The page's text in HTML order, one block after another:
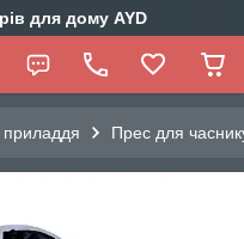
для дому AYD
Прес для